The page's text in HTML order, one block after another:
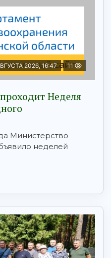
2026, 16:47 11
Неделя
Министерство
неделей